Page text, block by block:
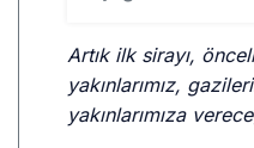
Üzerinden Geri
Döndü
Artık ilk sirayı,
yakınlarımız,
yakınlarımıza